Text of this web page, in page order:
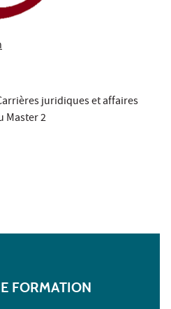
juridiques et affaires
Master 2
FORMATION